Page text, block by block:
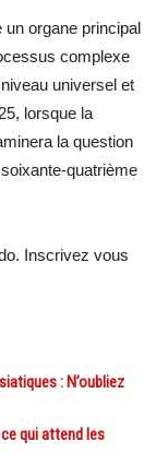
organe principal
complexe
universel et
lorsque la
la question
quatrième
Inscrivez vous
: N’oubliez
ce qui attend les